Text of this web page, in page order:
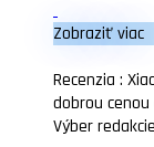
Zobraziť viac
Recenzia :
dobrou
Výber redakcie